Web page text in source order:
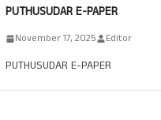
PUTHUSUDAR E-PAPER
November 17, 2025 Editor
PUTHUSUDAR E-PAPER